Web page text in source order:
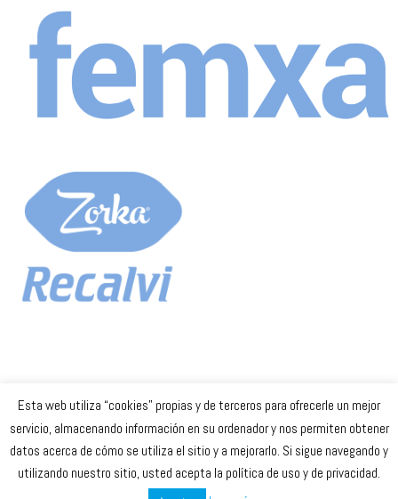
Celta Baloncesto Femenino. 2023
secretaria@celtabaloncesto.com
Esta web utiliza “cookies” propias y de terceros para ofrecerle un mejor
servicio, almacenando información en su ordenador y nos permiten obtener
datos acerca de cómo se utiliza el sitio y a mejorarlo. Si sigue navegando y
utilizando nuestro sitio, usted acepta la política de uso y de privacidad.